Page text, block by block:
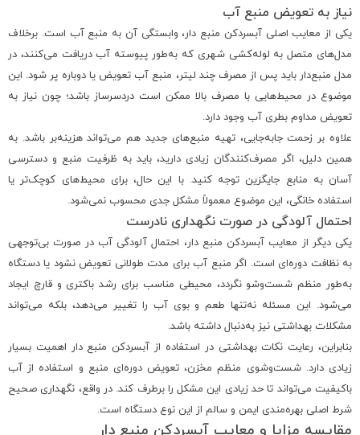
نیاز به تعویض منبع آب
یکی از معایب اصلی آبسردکن منبع دار، وابستگی آن به منبع آب است. برخلاف
مدل‌های متصل به لوله‌کشی شهری که به‌طور پیوسته آب دریافت می‌کنند، در
مدل منبع‌دار باید پس از مصرف چند لیتر، منبع آب تعویض یا دوباره پر شود. این
موضوع در محیط‌هایی با مصرف بالا ممکن است دردسرساز باشد؛ چون نیاز به
تعویض مداوم بطری آب وجود دارد.
علاوه بر زحمت جابه‌جایی، تهیه منبع‌های جدید هم می‌تواند هزینه‌بر باشد. به
همین دلیل، اگر مصرف‌کنندگان زیادی دارید، باید به ظرفیت منبع و دسترسی
آسان به منابع جایگزین توجه کنید. با این حال، برای محیط‌های کوچک‌تر یا
استفاده خانگی، این موضوع معمولاً مشکل جدی محسوب نمی‌شود.
احتمال آلودگی در صورت نگهداری نادرست
یکی دیگر از معایب آبسردکن منبع دار، احتمال آلودگی آب در صورت بی‌توجهی
به نظافت دوره‌ای است. اگر منبع آب برای مدت طولانی تعویض نشود یا دستگاه
به‌طور منظم شست‌وشو نگردد، محیطی مناسب برای رشد باکتری و قارچ ایجاد
می‌شود. این مسئله نه‌تنها طعم و بوی آب را تغییر می‌دهد، بلکه می‌تواند
مشکلات بهداشتی نیز به‌دنبال داشته باشد.
بنابراین، رعایت نکات بهداشتی در استفاده از آبسردکن منبع دار اهمیت بسیار
زیادی دارد. شست‌وشوی منظم مخزن، تعویض دوره‌ای منبع و استفاده از آب
باکیفیت می‌تواند تا حد زیادی این مشکل را برطرف کند. در واقع، نگهداری صحیح
شرط اصلی بهره‌مندی ایمن و سالم از این نوع دستگاه است.
مقایسه مزایا و معایب آبسردکن منبع دار